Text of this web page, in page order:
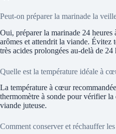
Peut-on préparer la marinade la
Oui, préparer la marinade 24 heures
arômes et attendrit la viande. Évitez
très acides prolongées au-delà de 24
Quelle est la température idéale à
La température à cœur
thermomètre à sonde pour vérifier
viande juteuse.
Comment conserver et réchauffer les